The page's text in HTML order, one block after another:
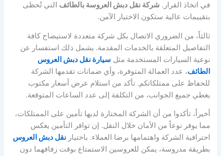
في اتخاذ القرار. شركة نقل دبش العروسة بالطائف التي تُحظى
بتقييمات عالية ستكون الاختيار الآمن.
ثالثاً، من الضروري الاتصال بكل شركة متعددة لاستيضاح كافة
التفاصيل المتعلقة بالخدمات المقدمة. يشمل ذلك استفسار عن
نوعية السيارات المستخدمة مثل سيارة نقل دبش العروس
الطائف، عدد العمالة المتوفرة، وأي ضمانات تقدمها الشركة
للحفاظ على ممتلكاتكم. تأكد من استلام عرض أسعار مكتوب
يغطي جميع الجوانب، من التكلفة إلى عدد الساعات المتوقعة.
أخيراً، تأكدوا من أن الشركة المختارة لديها تأمين على الممتلكات،
مما يوفر نوعاً من الأمان خلال النقل. إن توافر التأمين يعكس
احترافية الشركة واهتمامها برضا العملاء. باختيارنقل دبش العروس
بطريقة مدروسة، يمكن للعروسين الاستمتاع بوقت زفافهما دون